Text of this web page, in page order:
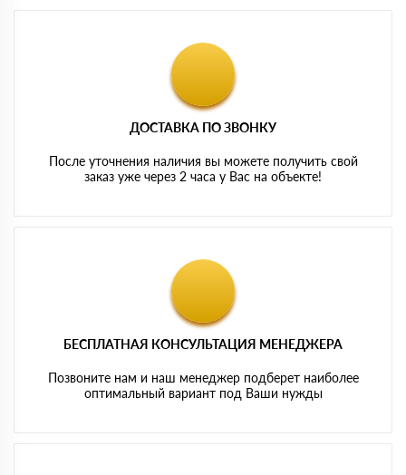
ДОСТАВКА ПО ЗВОНКУ
После уточнения наличия вы можете получить свой
заказ уже через 2 часа у Вас на объекте!
БЕСПЛАТНАЯ КОНСУЛЬТАЦИЯ МЕНЕДЖЕРА
Позвоните нам и наш менеджер подберет наиболее
оптимальный вариант под Ваши нужды